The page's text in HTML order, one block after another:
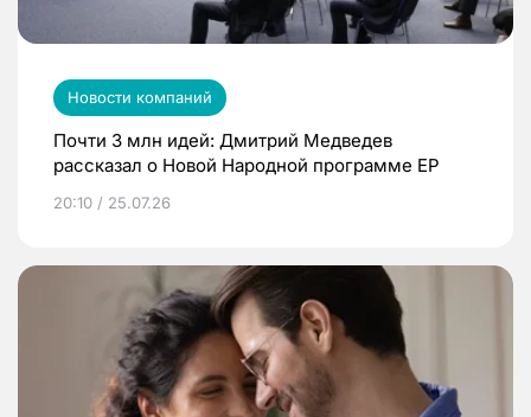
Новости компаний
Почти 3 млн идей: Дмитрий Медведев
рассказал о Новой Народной программе ЕР
20:10 / 25.07.26